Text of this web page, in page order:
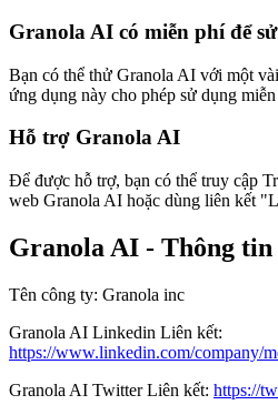
Granola AI có miễn phí để
Bạn có thể thử Granola AI với một
ứng dụng này cho phép sử dụng
Hỗ trợ Granola AI
Để được hỗ trợ, bạn có thể truy cập
web Granola AI hoặc dùng liên kết
Granola AI - Thông tin
Tên công ty: Granola inc
Granola AI Linkedin Liên kết:
https://www.linkedin.com/company/
Granola AI Twitter Liên kết: https://